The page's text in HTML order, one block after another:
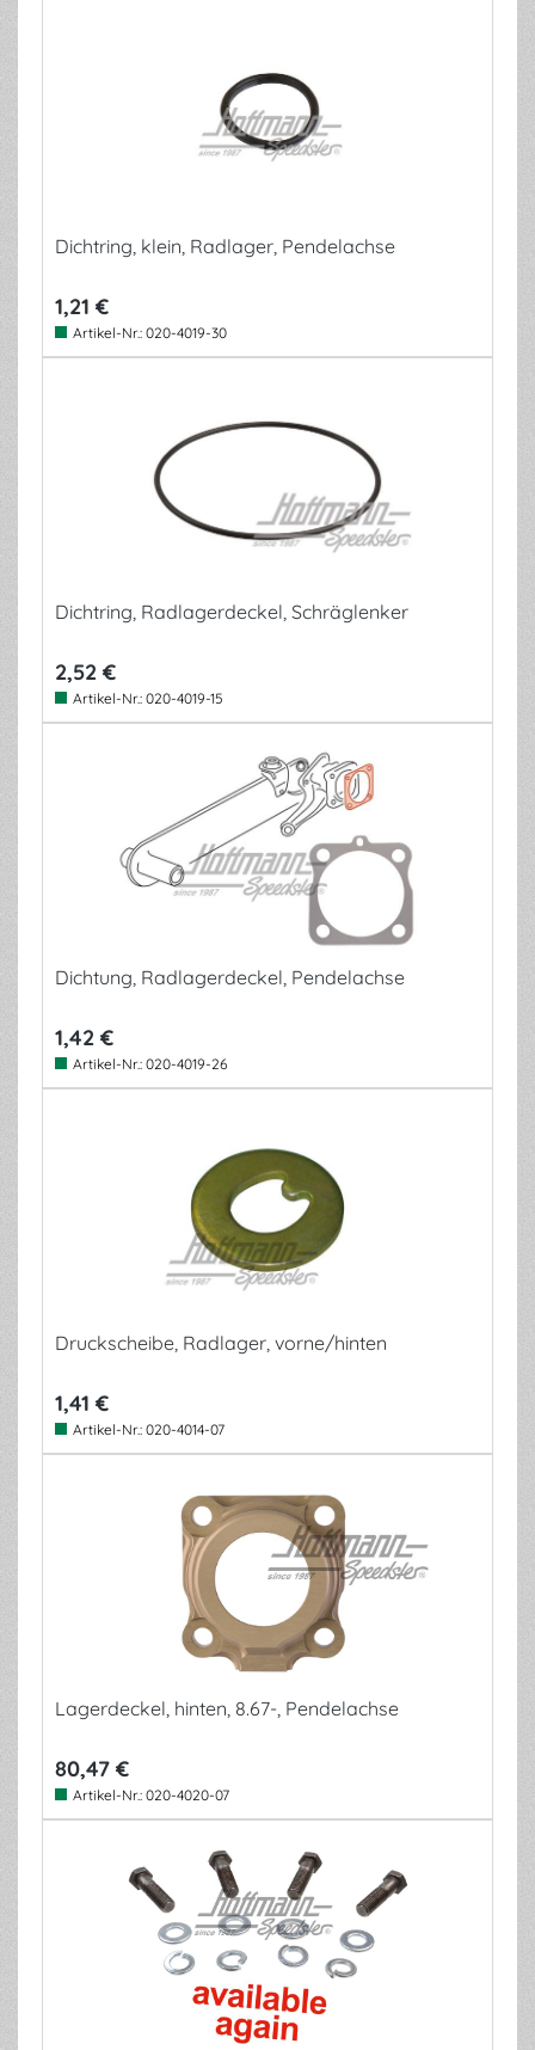
Dichtring, klein, Radlager, Pendelachse
1,21 €
Artikel-Nr.: 020-4019-30
Dichtring, Radlagerdeckel, Schräglenker
2,52 €
Artikel-Nr.: 020-4019-15
Dichtung, Radlagerdeckel, Pendelachse
1,42 €
Artikel-Nr.: 020-4019-26
Druckscheibe, Radlager, vorne/hinten
1,41 €
Artikel-Nr.: 020-4014-07
Lagerdeckel, hinten, 8.67-, Pendelachse
80,47 €
Artikel-Nr.: 020-4020-07